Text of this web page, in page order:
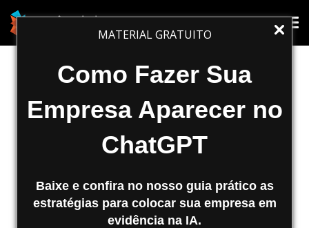
MATERIAL GRATUITO
Como Fazer Sua
Empresa Aparecer no
ChatGPT
Baixe e confira no nosso guia prático as
estratégias para colocar sua empresa em
evidência na IA.
SEO
Yahoo
De acordo com o blog Tech Crunch, o
buscador Yahoo! está integrando o
buscador está relacionando o número...
Fábio Ricotta